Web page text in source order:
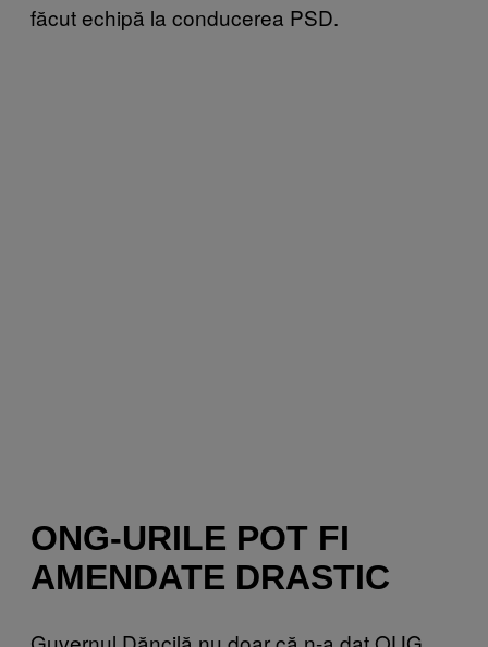
făcut echipă la conducerea PSD.
ONG-URILE POT FI
AMENDATE DRASTIC